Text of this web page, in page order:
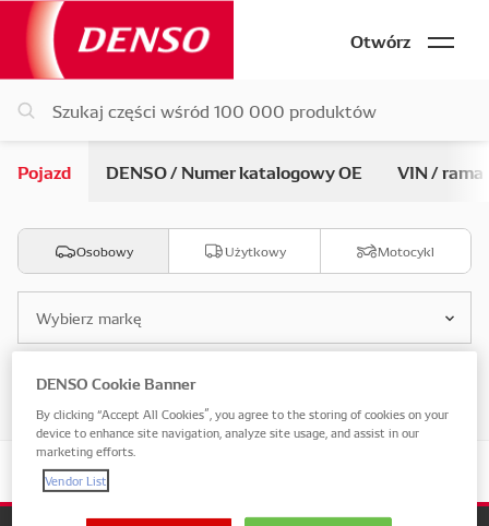
Otwórz
Pojazd DENSO / Numer katalogowy OE VIN / rama
Osobowy Użytkowy Motocykl
Wybierz markę
Wybierz model
DENSO Cookie Banner
By clicking “Accept All Cookies”, you agree to the storing of cookies on your
device to enhance site navigation, analyze site usage, and assist in our
marketing efforts.
Vendor List